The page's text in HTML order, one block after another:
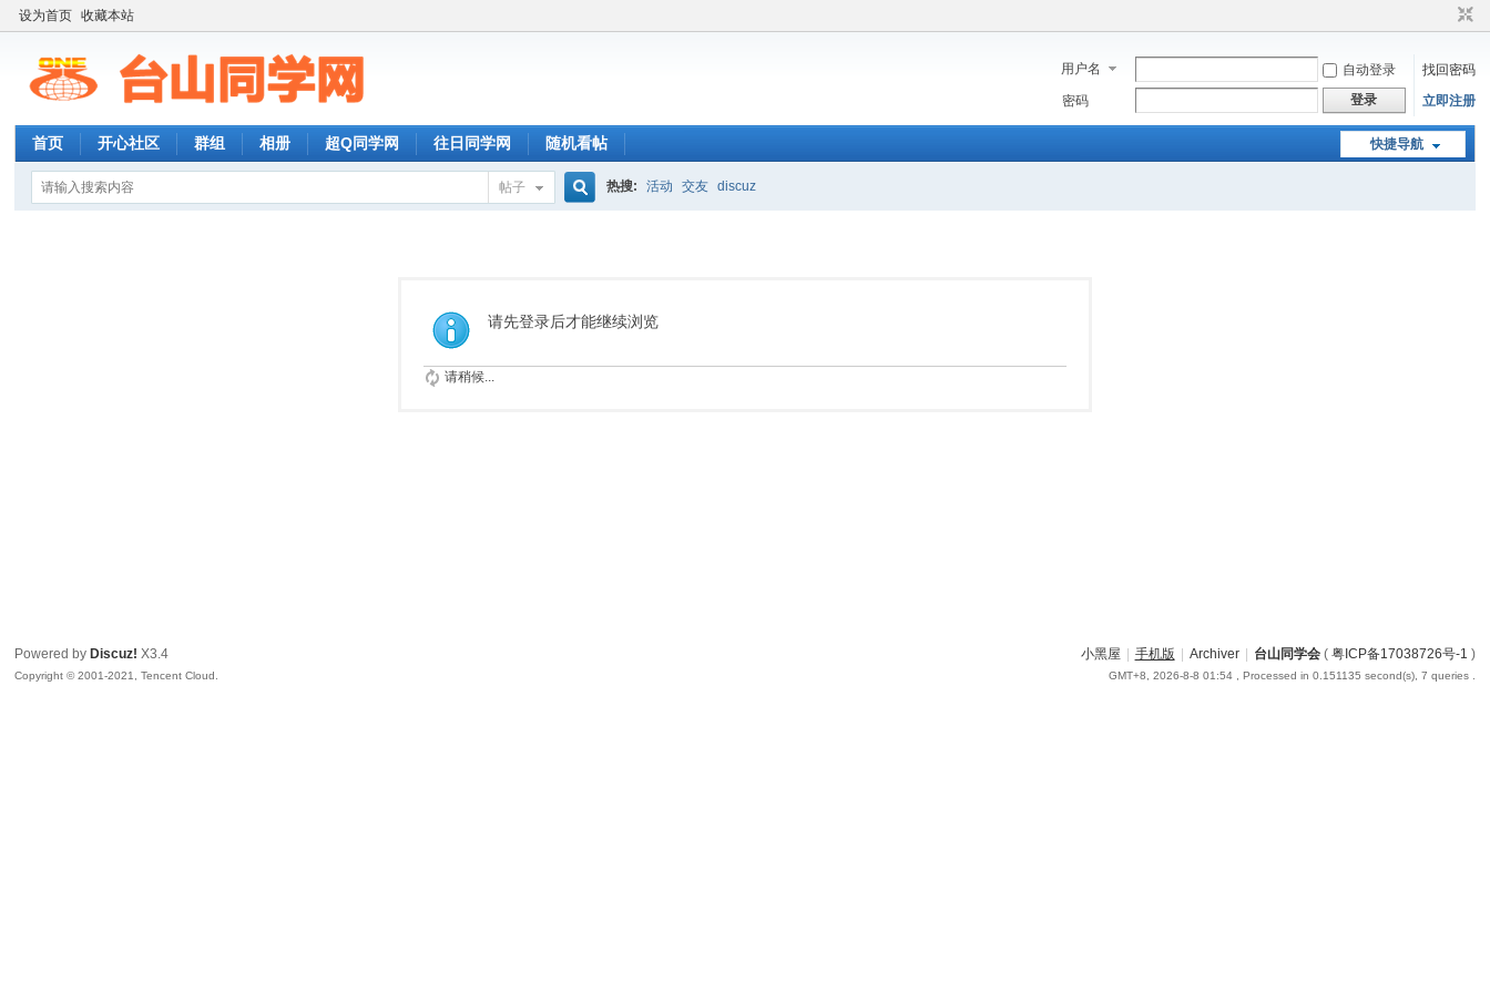
设为首页 收藏本站
用户名 自动登录
找回密码
密码
登录 立即注册
快捷导航
首页 开心社区 群组 相册 超Q同学网 往日同学网 随机看帖
帖子
索
热搜: 活动 交友 discuz
请先登录后才能继续浏览
请稍候...
小黑屋 手机版 Archiver 台山同学会( 粤ICP备17038726号-1 )
GMT+8, 2026-8-8 01:54, Processed in 0.151135 second(s), 7 queries .
Powered by Discuz! X3.4
Copyright © 2001-2021, Tencent Cloud.